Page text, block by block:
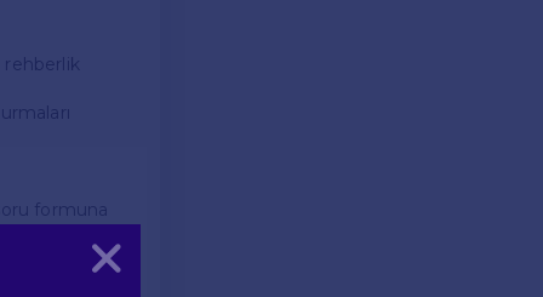
rehberlik
formuna
Kapat